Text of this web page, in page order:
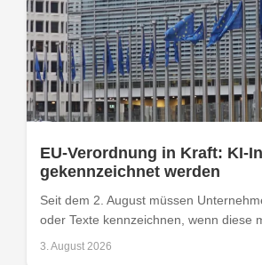
EU-Verordnung in Kraft: KI-
gekennzeichnet werden
Seit dem 2. August müssen
oder Texte kennzeichnen, wenn diese
3. August 2026